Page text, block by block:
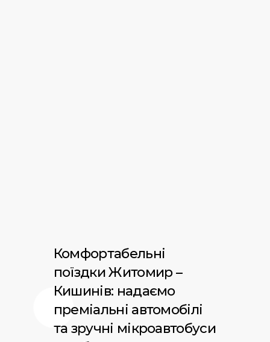
Комфортабельні
поїздки Житомир –
Кишинів: надаємо
преміальні автомобілі
та зручні мікроавтобуси